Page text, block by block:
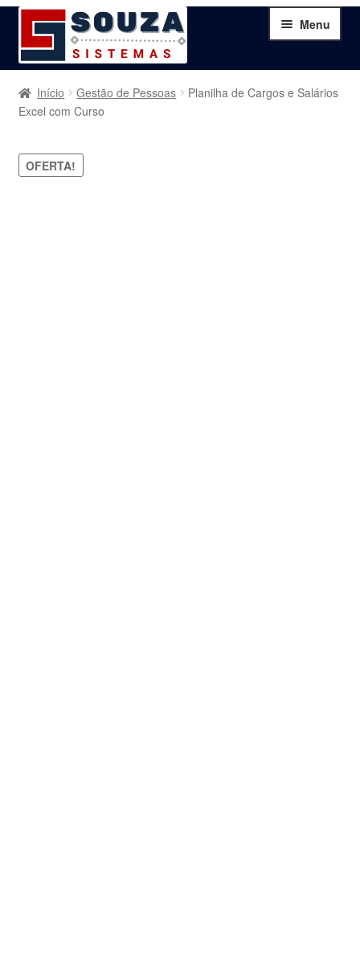
Pular
para
navegação
Pular
para
o
conteúdo
Menu
Home
Serviços
Início Gestão de Pessoas
Planilha de Cargos e Salários
Excel com Curso
OFERTA!